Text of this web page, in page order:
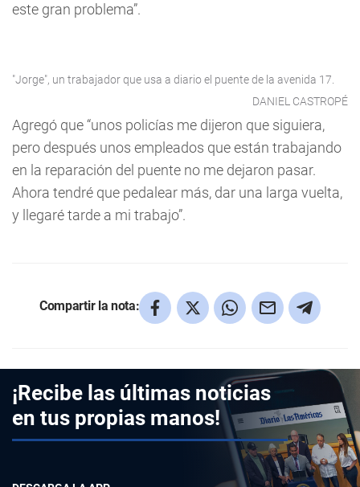
este gran problema”.
"Jorge", un trabajador que usa a diario el puente de la avenida 17.
DANIEL CASTROPÉ
Agregó que “unos policías me dijeron que siguiera,
pero después unos empleados que están trabajando
en la reparación del puente no me dejaron pasar.
Ahora tendré que pedalear más, dar una larga vuelta,
y llegaré tarde a mi trabajo”.
Compartir la nota:
¡Recibe las últimas noticias
en tus propias manos!